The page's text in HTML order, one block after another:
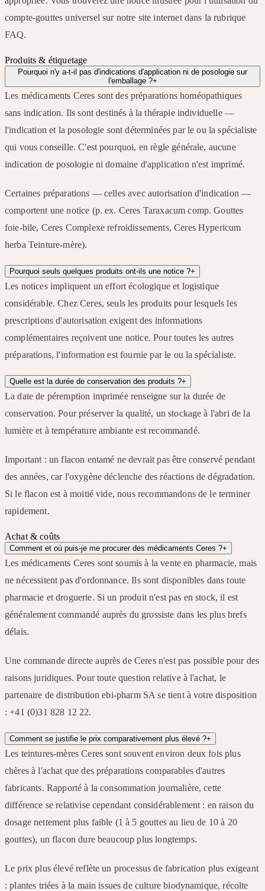
compte-gouttes universel sur notre site internet dans la rubrique
FAQ.
Produits & étiquetage
Pourquoi n'y a-t-il pas d'indications d'application ni de posologie sur
l'emballage ?+
Les médicaments Ceres sont des préparations homéopathiques
sans indication. Ils sont destinés à la thérapie individuelle —
l'indication et la posologie sont déterminées par le ou la spécialiste
qui vous conseille. C'est pourquoi, en règle générale, aucune
indication de posologie ni domaine d'application n'est imprimé.
Certaines préparations — celles avec autorisation d'indication —
comportent une notice (p. ex. Ceres Taraxacum comp. Gouttes
foie-bile, Ceres Complexe refroidissements, Ceres Hypericum
herba Teinture-mère).
Pourquoi seuls quelques produits ont-ils une notice ?+
Les notices impliquent un effort écologique et logistique
considérable. Chez Ceres, seuls les produits pour lesquels les
prescriptions d'autorisation exigent des informations
complémentaires reçoivent une notice. Pour toutes les autres
préparations, l'information est fournie par le ou la spécialiste.
Quelle est la durée de conservation des produits ?+
La date de péremption imprimée renseigne sur la durée de
conservation. Pour préserver la qualité, un stockage à l'abri de la
lumière et à température ambiante est recommandé.
Important : un flacon entamé ne devrait pas être conservé pendant
des années, car l'oxygène déclenche des réactions de dégradation.
Si le flacon est à moitié vide, nous recommandons de le terminer
rapidement.
Achat & coûts
Comment et où puis-je me procurer des médicaments Ceres ?+
Les médicaments Ceres sont soumis à la vente en pharmacie, mais
ne nécessitent pas d'ordonnance. Ils sont disponibles dans toute
pharmacie et droguerie. Si un produit n'est pas en stock, il est
généralement commandé auprès du grossiste dans les plus brefs
délais.
Une commande directe auprès de Ceres n'est pas possible pour des
raisons juridiques. Pour toute question relative à l'achat, le
partenaire de distribution ebi-pharm SA se tient à votre disposition
: +41 (0)31 828 12 22.
Comment se justifie le prix comparativement plus élevé ?+
Les teintures-mères Ceres sont souvent environ deux fois plus
chères à l'achat que des préparations comparables d'autres
fabricants. Rapporté à la consommation journalière, cette
différence se relativise cependant considérablement : en raison du
dosage nettement plus faible (1 à 5 gouttes au lieu de 10 à 20
gouttes), un flacon dure beaucoup plus longtemps.
Le prix plus élevé reflète un processus de fabrication plus exigeant
: plantes triées à la main issues de culture biodynamique, récolte